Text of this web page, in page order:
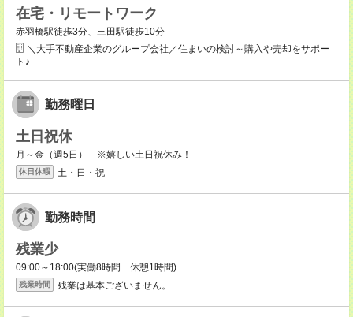
在宅・リモートワーク
赤羽橋駅徒歩3分、三田駅徒歩10分
＼大手不動産企業のグループ会社／住まいの検討～購入や売却をサポー
ト♪
勤務曜日
土日祝休
月～金（週5日） ※嬉しい土日祝休み！
休日休暇 土・日・祝
勤務時間
残業少
09:00～18:00(実働8時間 休憩1時間)
残業時間 残業は基本ございません。